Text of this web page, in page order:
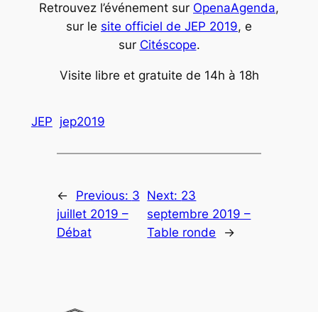
Retrouvez l’événement sur OpenaAgenda,
sur le site officiel de JEP 2019, e
sur Citéscope.
Visite libre et gratuite de 14h à 18h
JEP jep2019
← Previous: 3
juillet 2019 –
Débat
Next: 23
septembre 2019 –
Table ronde
→